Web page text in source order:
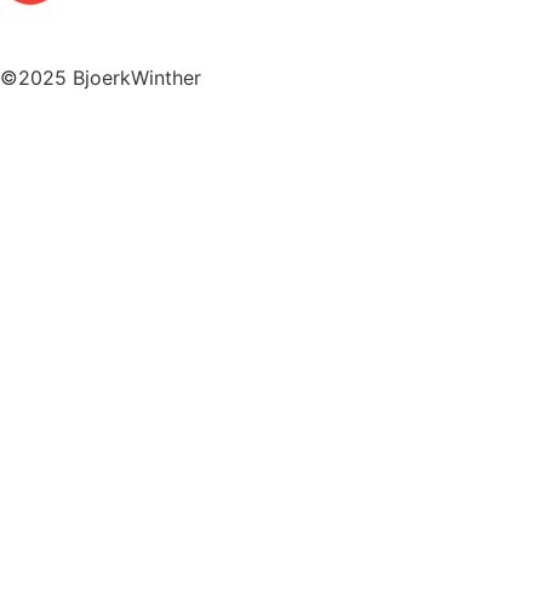
©2025 BjoerkWinther